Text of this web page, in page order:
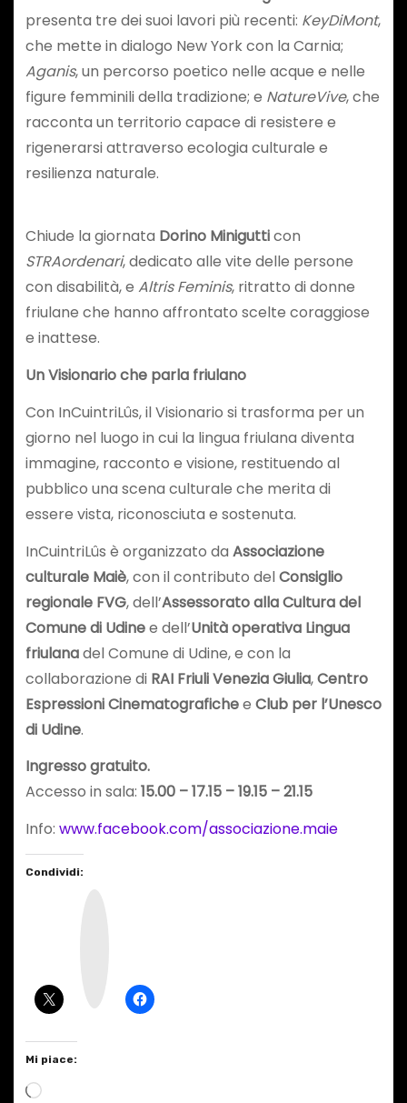
presenta tre dei suoi lavori più recenti: KeyDiMont,
che mette in dialogo New York con la Carnia;
Aganis, un percorso poetico nelle acque e nelle
figure femminili della tradizione; e NatureVive, che
racconta un territorio capace di resistere e
rigenerarsi attraverso ecologia culturale e
resilienza naturale.
Chiude la giornata Dorino Minigutticon
STRAordenari, dedicato alle vite delle persone
con disabilità, e Altris Feminis, ritratto di donne
friulane che hanno affrontato scelte coraggiose
e inattese.
Un Visionario che parla friulano
Con InCuintriLûs, il Visionario si trasforma per un
giorno nel luogo in cui la lingua friulana diventa
immagine, racconto e visione, restituendo al
pubblico una scena culturale che merita di
essere vista, riconosciuta e sostenuta.
InCuintriLûs è organizzato da Associazione
culturale Maiè, con il contributo delConsiglio
regionale FVG, dell’Assessorato alla Cultura del
Comune di Udinee dell’Unità operativa Lingua
friulanadel Comune di Udine, e con la
collaborazione di RAI Friuli Venezia Giulia,Centro
Espressioni Cinematografichee Club per l’Unesco
di Udine.
Ingresso gratuito.
Accesso in sala: 15.00 – 17.15 – 19.15 – 21.15
Info: www.facebook.com/associazione.maie
Condividi:
Mi piace:
C